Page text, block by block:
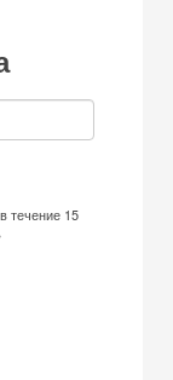
течение 15